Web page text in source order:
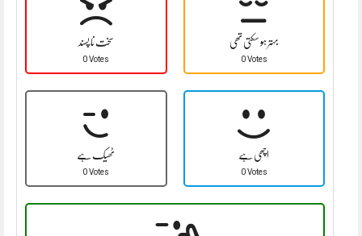
سخت نا پسند
0 Votes
بہتر ہو سکتی تھی
0 Votes
ٹھیک ہے
0 Votes
اچھی ہے
0 Votes